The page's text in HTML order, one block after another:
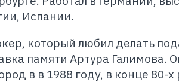
Испании.
который любил делать
памяти Артура Галимова.
в в 1988 году, в конце 80-